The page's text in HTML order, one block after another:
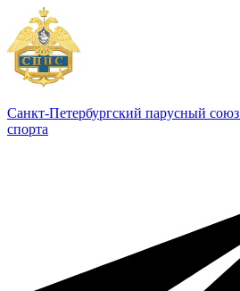
Санкт-Петербургский парусный союз
спорта